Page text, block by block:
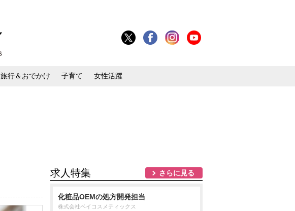
旅行＆おでかけ 子育て 女性活躍
求人特集 さらに見る
化粧品OEMの処方開発担当
株式会社ベイコスメティックス